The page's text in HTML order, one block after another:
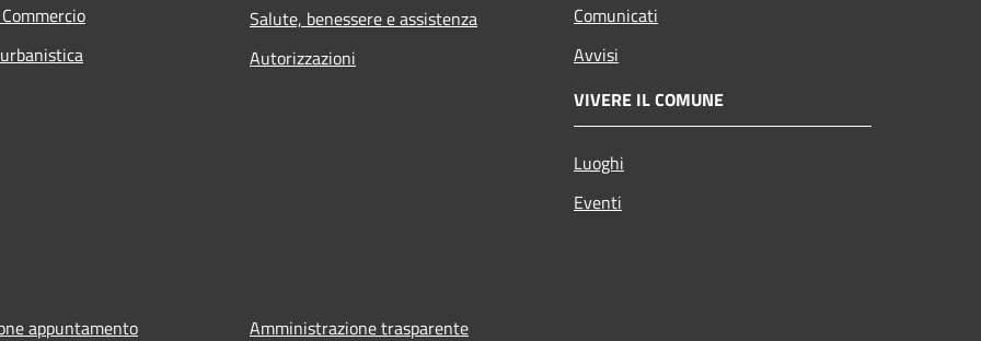
Salute, benessere e assistenza
Autorizzazioni
Comunicati
Avvisi
VIVERE IL COMUNE
Luoghi
Eventi
appuntamento Amministrazione trasparente